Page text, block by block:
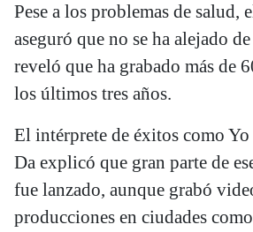
Pese a los problemas de salud,
aseguró que no se ha alejado
reveló que ha grabado más de
los últimos tres años.
El intérprete de éxitos como
Da explicó que gran parte de
fue lanzado, aunque grabó
producciones en ciudades